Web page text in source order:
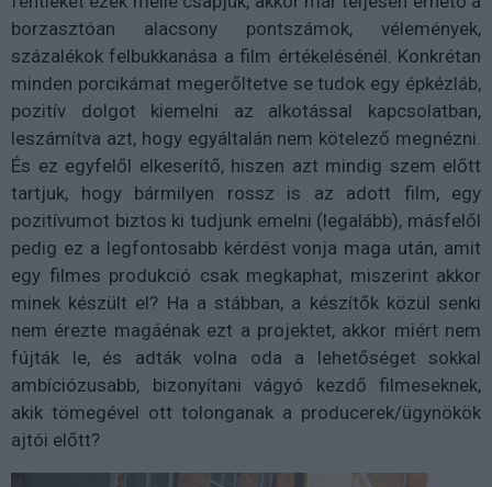
borzasztóan alacsony pontszámok, vélemények,
százalékok felbukkanása a film értékelésénél. Konkrétan
minden porcikámat megerőltetve se tudok egy épkézláb,
pozitív dolgot kiemelni az alkotással kapcsolatban,
leszámítva azt, hogy egyáltalán nem kötelező megnézni.
És ez egyfelől elkeserítő, hiszen azt mindig szem előtt
tartjuk, hogy bármilyen rossz is az adott film, egy
pozitívumot biztos ki tudjunk emelni (legalább), másfelől
pedig ez a legfontosabb kérdést vonja maga után, amit
egy filmes produkció csak megkaphat, miszerint akkor
minek készült el? Ha a stábban, a készítők közül senki
nem érezte magáénak ezt a projektet, akkor miért nem
fújták le, és adták volna oda a lehetőséget sokkal
ambíciózusabb, bizonyítani vágyó kezdő filmeseknek,
akik tömegével ott tolonganak a producerek/ügynökök
ajtói előtt?